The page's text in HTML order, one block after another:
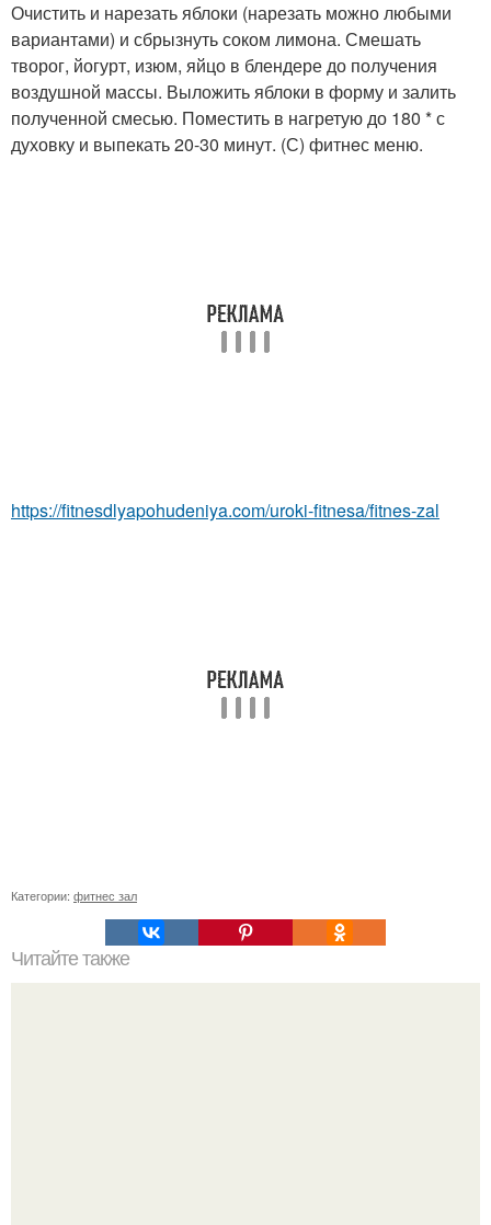
Очистить и нарезать яблоки (нарезать можно любыми
вариантами) и сбрызнуть соком лимона. Смешать
творог, йогурт, изюм, яйцо в блендере до получения
воздушной массы. Выложить яблоки в форму и залить
полученной смесью. Поместить в нагретую до 180 * с
духовку и выпекать 20-30 минут. (С) фитнeс меню.
https://fitnesdlyapohudeniya.com/uroki-fitnesa/fitnes-zal
Категории: фитнес зал
Читайте также